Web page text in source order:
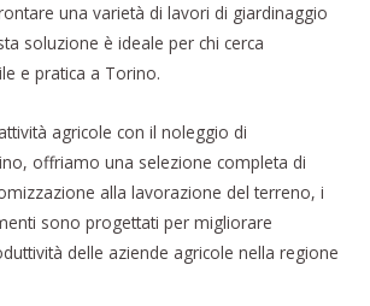
una varietà di lavori di giardinaggio
soluzione è ideale per chi cerca
e pratica a Torino.
agricole con il noleggio di
offriamo una selezione completa di
alla lavorazione del terreno, i
sono progettati per migliorare
delle aziende agricole nella regione